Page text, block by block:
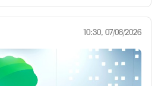
10:30, 07/08/2026